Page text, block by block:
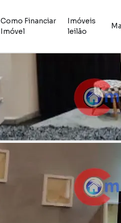
Como Financiar
Imóvel
Imóveis
leilão